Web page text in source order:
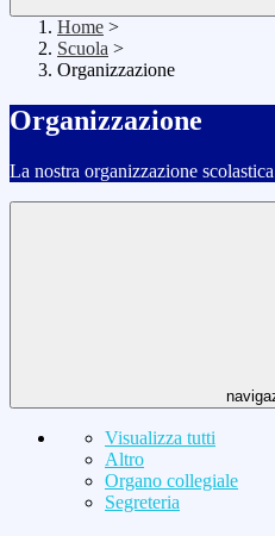
Home >
Scuola >
Organizzazione
Organizzazione
La nostra organizzazione scolastica
Visualizza tutti
Altro
Organo collegiale
Segreteria